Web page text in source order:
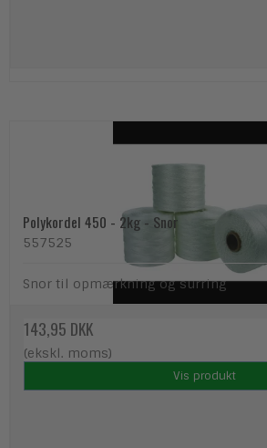
Polykordel 450 - 2kg - Snor
557525
Snor til opmærkning og surring
143,95 DKK
(ekskl. moms)
Vis produkt